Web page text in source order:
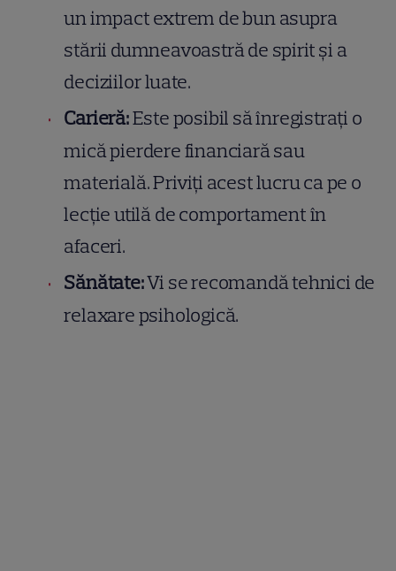
un impact extrem de bun asupra
stării dumneavoastră de spirit și a
deciziilor luate.
Carieră:Este posibil să înregistrați o
mică pierdere financiară sau
materială. Priviți acest lucru ca pe o
lecție utilă de comportament în
afaceri.
Sănătate:Vi se recomandă tehnici de
relaxare psihologică.